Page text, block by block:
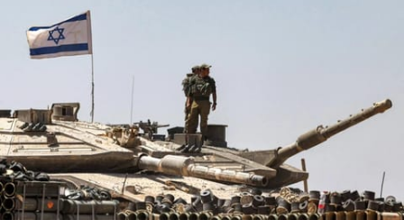
البرامج
جدول البرامج